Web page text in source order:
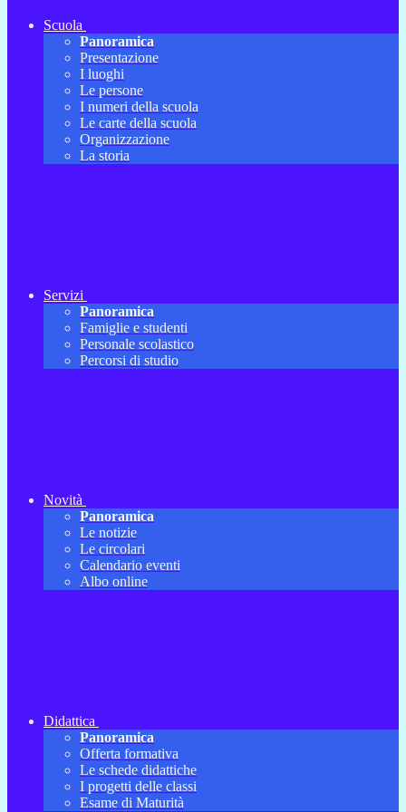
Scuola
Panoramica
Presentazione
I luoghi
Le persone
I numeri della scuola
Le carte della scuola
Organizzazione
La storia
Servizi
Panoramica
Famiglie e studenti
Personale scolastico
Percorsi di studio
Novità
Panoramica
Le notizie
Le circolari
Calendario eventi
Albo online
Didattica
Panoramica
Offerta formativa
Le schede didattiche
I progetti delle classi
Esame di Maturità